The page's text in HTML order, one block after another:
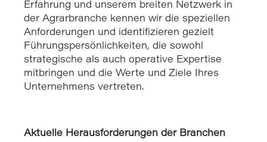
Erfahrung und unserem breiten Netzwerk in
der Agrarbranche kennen wir die speziellen
Anforderungen und identifizieren gezielt
Führungspersönlichkeiten, die sowohl
strategische als auch operative Expertise
mitbringen und die Werte und Ziele Ihres
Unternehmens vertreten.
Aktuelle Herausforderungen der Branchen